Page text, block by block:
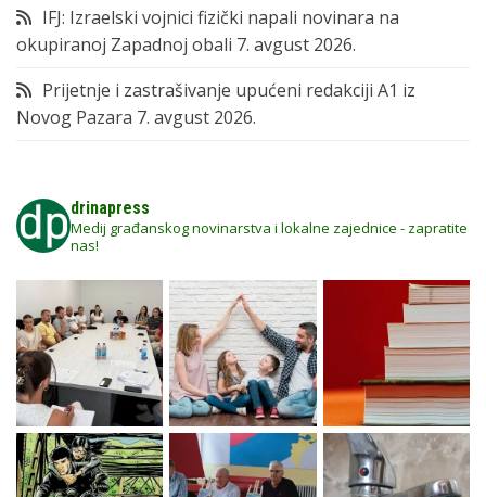
IFJ: Izraelski vojnici fizički napali novinara na
okupiranoj Zapadnoj obali 7. avgust 2026.
Prijetnje i zastrašivanje upućeni redakciji A1 iz
Novog Pazara 7. avgust 2026.
drinapress
Medij građanskog novinarstva i lokalne zajednice - zapratite
nas!